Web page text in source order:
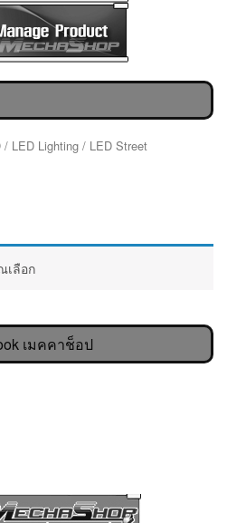
/ LED Lighting / LED Street
เลือก
เมคคาช็อป